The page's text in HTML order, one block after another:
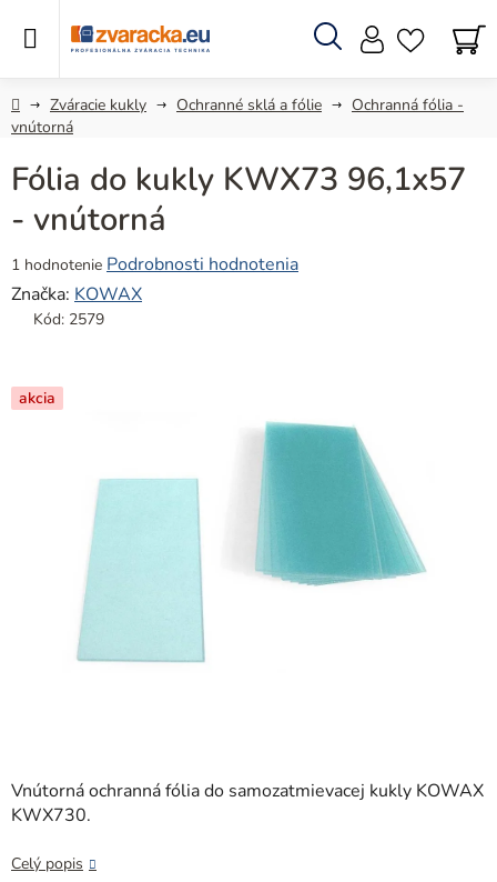
Hľadať
DomovZváracie kukly Ochranné sklá a fólie
Ochranná fólia -
vnútorná
Vnútorná ochranná fólia do samozatmievacej kukly KOWAX
KWX730.
Celý popis
Fólia do kukly KWX73 96,1x57
- vnútorná
Priemerné
hodnotenie
produktu
z
5
1 hodnotenie Podrobnosti hodnotenia
Značka: KOWAX
Kód: 2579
akcia